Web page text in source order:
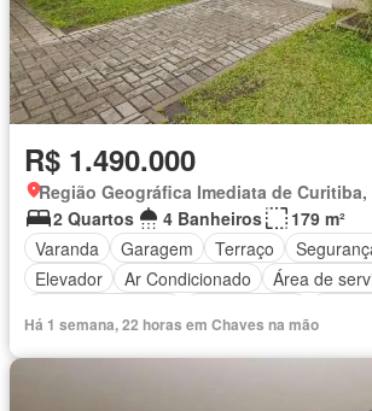
R$ 1.490.000
2 Quartos
4 Banheiros
179 m²
Varanda
Garagem Terraço
Elevador
Ar Condicionado
Área de
Há 1 semana, 22 horas em Chaves na mão